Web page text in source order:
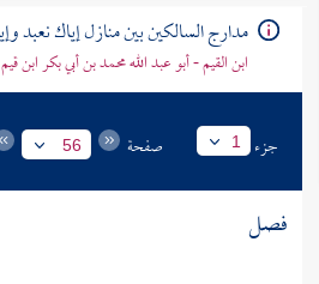
مدارج السالكين بين منازل إياك نعبد
ابن القيم - أبو عبد الله محمد بن أبي بكر ابن
جزء 1 صفحة 56
فصل